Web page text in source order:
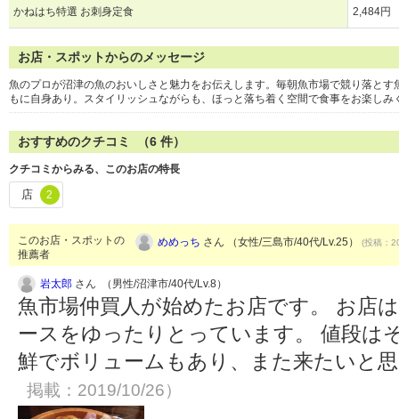
かねはち特選 お刺身定食 2,484円
お店・スポットからのメッセージ
魚のプロが沼津の魚のおいしさと魅力をお伝えします。毎朝魚市場で競り落と
もに自身あり。スタイリッシュながらも、ほっと落ち着く空間で食事をお楽しみ
おすすめのクチコミ （6 件）
クチコミからみる、このお店の特長
店 2
このお店・スポットの
推薦者
めめっち さん （女性/三島市/40代/Lv.25） (投稿：
岩太郎 さん （男性/沼津市/40代/Lv.8）
魚市場仲買人が始めたお店です。 お店
ースをゆったりとっています。 値段は
鮮でボリュームもあり、また来たいと
掲載：2019/10/26）